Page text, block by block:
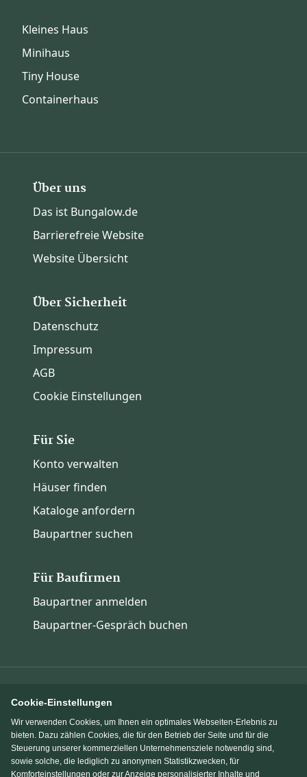
Kleines Haus
Minihaus
Tiny House
Containerhaus
Über uns
Das ist Bungalow.de
Barrierefreie Website
Website Übersicht
Über Sicherheit
Datenschutz
Impressum
AGB
Cookie Einstellungen
Für Sie
Konto verwalten
Häuser finden
Kataloge anfordern
Baupartner suchen
Für Baufirmen
Baupartner anmelden
Baupartner-Gespräch buchen
Immowelt.de Bauen.de
Massivhaus.de Fertighaus.de
Cookie-Einstellungen
Wir verwenden Cookies, um Ihnen ein optimales Webseiten-Erlebnis zu
bieten. Dazu zählen Cookies, die für den Betrieb der Seite und für die
Steuerung unserer kommerziellen Unternehmensziele notwendig sind,
sowie solche, die lediglich zu anonymen Statistikzwecken, für
Komforteinstellungen oder zur Anzeige personalisierter Inhalte und